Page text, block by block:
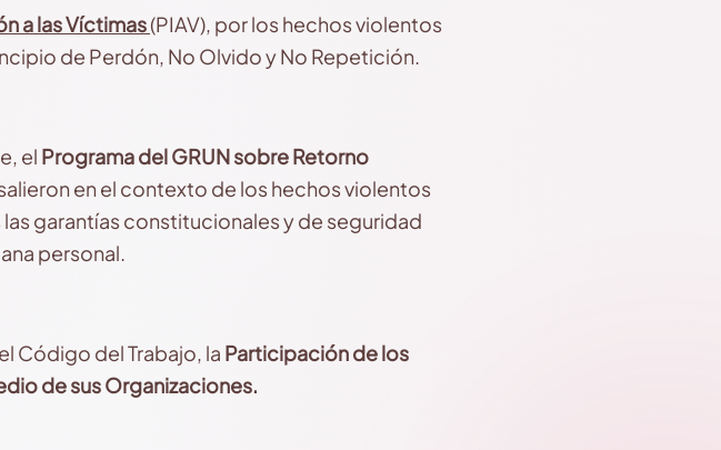
a las Víctimas(PIAV), por los hechos violentos
de Perdón, No Olvido y No Repetición.
el Programa del GRUN sobre Retorno
en el contexto de los hechos violentos
garantías constitucionales y de seguridad
personal.
Código del Trabajo, la Participación de los
de sus Organizaciones.